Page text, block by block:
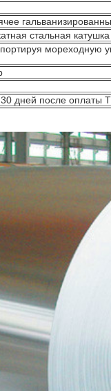
стальная катушка
мореходную
дней после оплаты